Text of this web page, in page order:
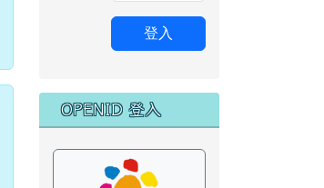
登入
OPENID 登入